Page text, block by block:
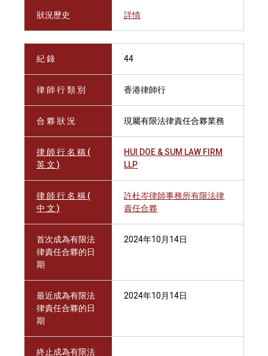
狀況歷史 詳情
紀 錄 44
律 師 行 類 別 香港律師行
合 夥 狀 況 現屬有限法律責任合夥業務
律 師 行 名 稱 (
英 文 )
HUI DOE & SUM LAW FIRM
LLP
律 師 行 名 稱 (
中 文 )
許杜岑律師事務所有限法律
責任合夥
首次成為有限法
律責任合夥的日
期
2024年10月14日
最近成為有限法
律責任合夥的日
期
2024年10月14日
終止成為有限法